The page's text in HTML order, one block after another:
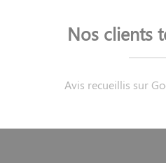
Nos clients
Avis recueillis sur